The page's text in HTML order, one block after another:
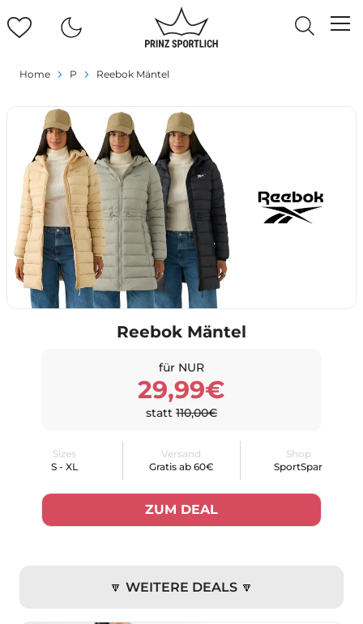
Home P Reebok Mäntel
Reebok Mäntel
für NUR
29,99€
statt 110,00€
Sizes
S - XL
Versand
Gratis ab 60€
Shop
SportSpar
ZUM DEAL
🔽 WEITERE DEALS 🔽